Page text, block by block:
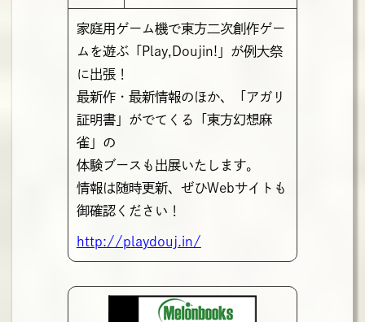
家庭用ゲーム機で東方二次創作ゲー
ムを遊ぶ「Play,Doujin!」が例大祭
に出張！
最新作・最新情報のほか、「アガリ
証明書」がでてくる「東方幻想麻
雀」の
体験ブースも出展いたします。
情報は随時更新、ぜひWebサイトも
御確認ください！
http://playdouj.in/